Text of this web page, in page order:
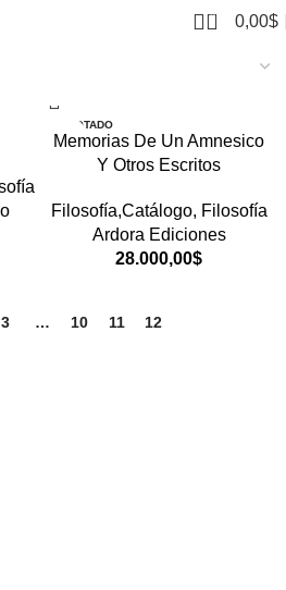
0 0,00$
AGOTADO
Memorias De Un Amnesico
Y Otros Escritos
Filosofía,Catálogo, Filosofía
Ardora Ediciones
28.000,00$
3 … 10 11 12